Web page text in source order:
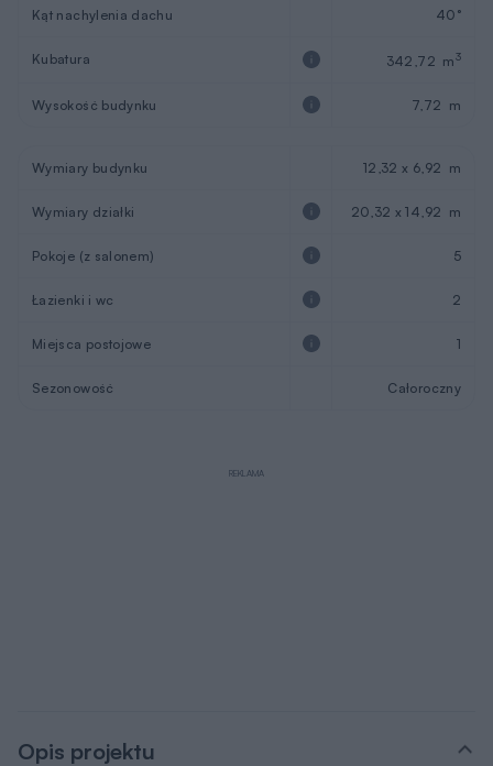
Kąt nachylenia dachu 40°
Kubatura 342,72 m3
Wysokość budynku 7,72 m
Wymiary budynku 12,32 x 6,92 m
Wymiary działki 20,32 x 14,92 m
Pokoje (z salonem) 5
Łazienki i wc 2
Miejsca postojowe 1
Sezonowość Całoroczny
REKLAMA
Opis projektu